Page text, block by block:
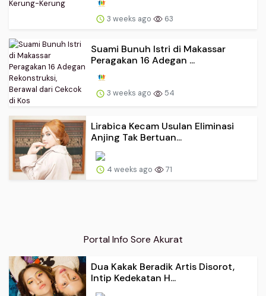
3 weeks ago 63
Suami Bunuh Istri di Makassar
Peragakan 16 Adegan ...
3 weeks ago 54
Lirabica Kecam Usulan Eliminasi
Anjing Tak Bertuan...
4 weeks ago 71
Portal Info Sore Akurat
Dua Kakak Beradik Artis Disorot,
Intip Kedekatan H...